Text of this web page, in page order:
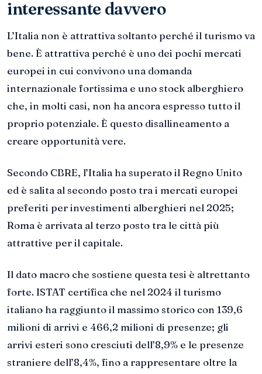
interessante davvero
L’Italia non è attrattiva soltanto perché il turismo va
bene. È attrattiva perché è uno dei pochi mercati
europei in cui convivono una domanda
internazionale fortissima e uno stock alberghiero
che, in molti casi, non ha ancora espresso tutto il
proprio potenziale. È questo disallineamento a
creare opportunità vere.
Secondo CBRE, l’Italia ha superato il Regno Unito
ed è salita al secondo posto tra i mercati europei
preferiti per investimenti alberghieri nel 2025;
Roma è arrivata al terzo posto tra le città più
attrattive per il capitale.
Il dato macro che sostiene questa tesi è altrettanto
forte. ISTAT certifica che nel 2024 il turismo
italiano ha raggiunto il massimo storico con 139,6
milioni di arrivi e 466,2 milioni di presenze; gli
arrivi esteri sono cresciuti dell’8,9% e le presenze
straniere dell’8,4%, fino a rappresentare oltre la